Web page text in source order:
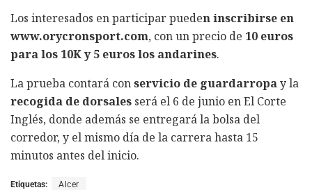
Los interesados en participar pueden inscribirse en
www.orycronsport.com, con un precio de 10 euros
para los 10K y 5 euros los andarines.
La prueba contará conservicio de guardarropay la
recogida de dorsales será el 6 de junio en El Corte
Inglés, donde además se entregará la bolsa del
corredor, y el mismo día de la carrera hasta 15
minutos antes del inicio.
Etiquetas: Alcer